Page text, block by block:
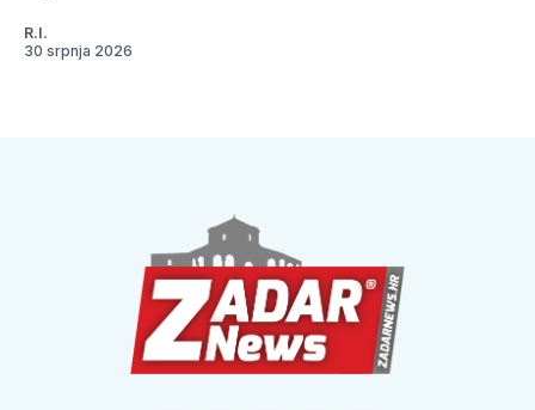
R.I.
30 srpnja 2026